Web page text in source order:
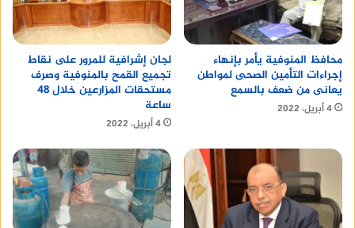
محافظ المنوفية يأمر بإنهاء
إجراءات التأمين الصحى لمواطن
يعانى من ضعف بالسمع
4 أبريل، 2022
لجان إشرافية للمرور على نقاط
تجميع القمح بالمنوفية وصرف
مستحقات المزارعين خلال 48
ساعة
4 أبريل، 2022